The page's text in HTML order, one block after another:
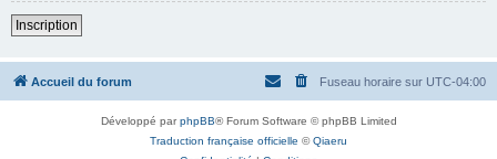
Inscription
Accueil du forum Fuseau horaire sur UTC-04:00
Développé parphpBB® Forum Software © phpBB Limited
Traduction française officielle ©Qiaeru